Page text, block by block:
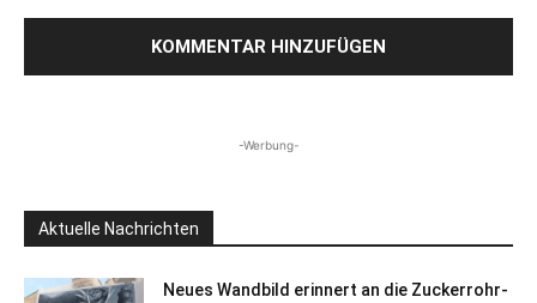
-Werbung-
Aktuelle Nachrichten
Neues Wandbild erinnert an die Zuckerrohr-